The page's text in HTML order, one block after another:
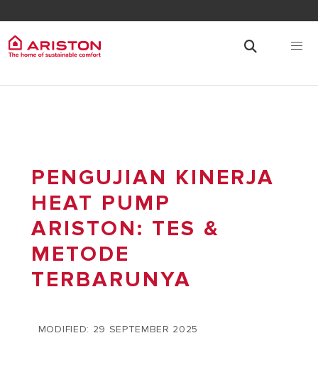
PENGUJIAN KINERJA
HEAT PUMP
ARISTON: TES &
METODE
TERBARUNYA
MODIFIED: 29 SEPTEMBER 2025